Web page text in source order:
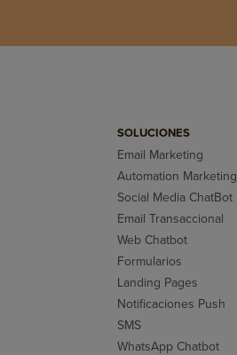
SOLUCIONES
Email Marketing
Automation Marketing
Social Media ChatBot
Email Transaccional
Web Chatbot
Formularios
Landing Pages
Notificaciones Push
SMS
WhatsApp Chatbot